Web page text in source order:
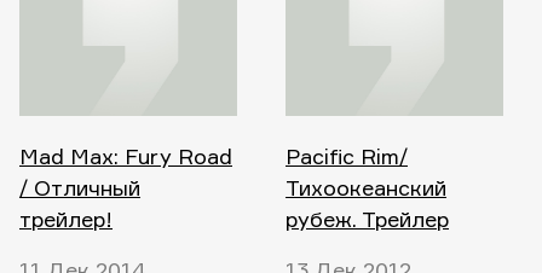
Mad Max: Fury Road
/ Отличный
трейлер!
Pacific Rim/
Тихоокеанский
рубеж. Трейлер